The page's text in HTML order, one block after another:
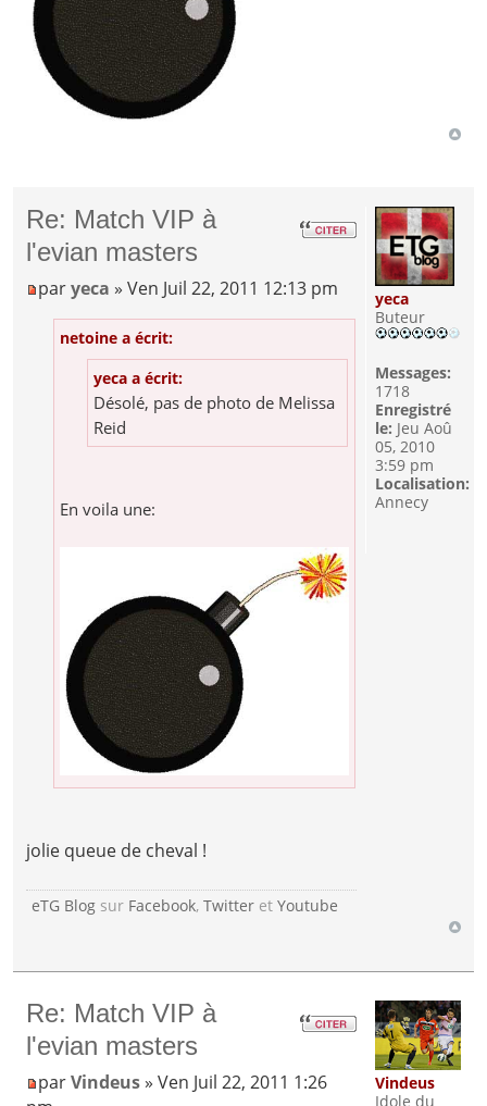
Re: Match VIP à
l'evian masters
paryeca » Ven Juil 22, 2011 12:13 pm
netoine a écrit:
yeca a écrit:
Désolé, pas de photo de Melissa
Reid
En voila une:
jolie queue de cheval !
eTG Blog sur Facebook,Twitter etYoutube
yeca
Buteur
Messages:
1718
Enregistré
le: Jeu Aoû
05, 2010
3:59 pm
Localisation:
Annecy
Re: Match VIP à
l'evian masters
parVindeus» Ven Juil 22, 2011 1:26
Vindeus
Idole du